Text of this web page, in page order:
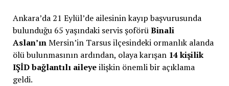
Ankara’da 21 Eylül’de ailesinin kayıp başvurusunda
bulunduğu 65 yaşındaki servis şoförüBinali
Aslan’ınMersin’in Tarsus ilçesindeki ormanlık alanda
ölü bulunmasının ardından, olaya karışan 14 kişilik
IŞİD bağlantılı aileyeilişkin önemli bir açıklama
geldi.